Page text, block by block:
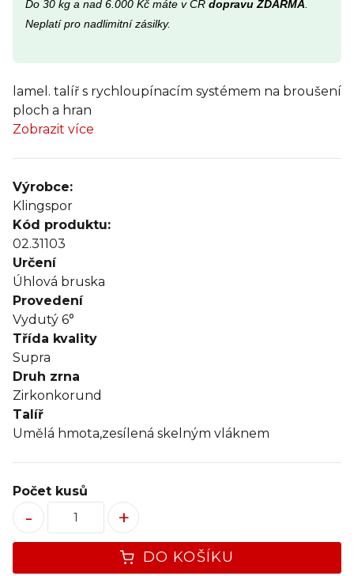
Do 30 kg a nad 6.000 Kč máte v ČR dopravu ZDARMA
Neplatí pro nadlimitní zásilky.
lamel. talíř s rychloupínacím systémem na broušení
ploch a hran
Zobrazit více
Výrobce:
Klingspor
Kód produktu:
02.31103
Určení
Úhlová bruska
Provedení
Vydutý 6°
Třída kvality
Supra
Druh zrna
Zirkonkorund
Talíř
Umělá hmota,zesílená skelným vláknem
DO KOŠÍKU
Počet kusů
+
-